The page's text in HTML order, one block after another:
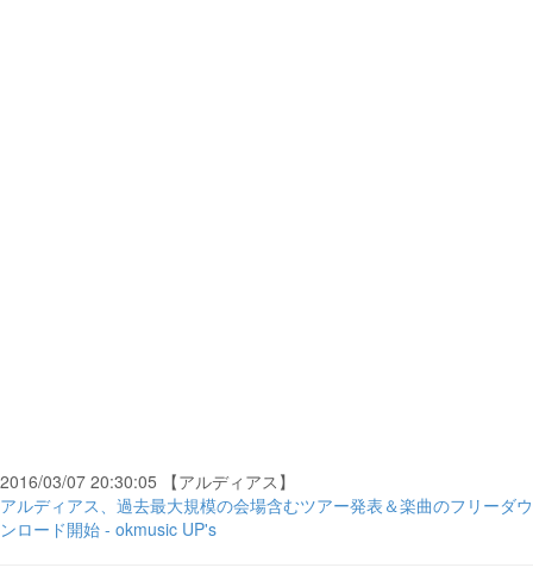
2016/03/07 20:30:05 【アルディアス】
アルディアス、過去最大規模の会場含むツアー発表＆楽曲のフリーダウ
ンロード開始 - okmusic UP's